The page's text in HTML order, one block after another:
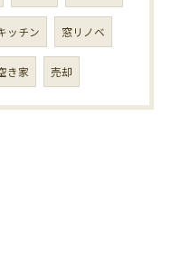
ッチン 窓リノベ
き家 売却